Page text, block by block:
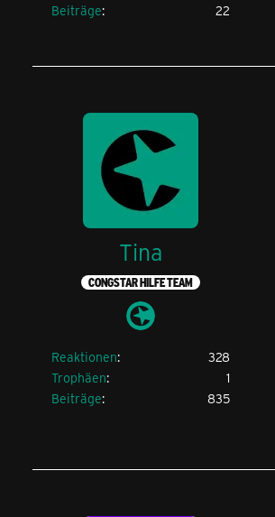
Beiträge
22
Tina
CONGSTAR HILFE TEAM
Reaktionen
328
Trophäen
1
Beiträge
835